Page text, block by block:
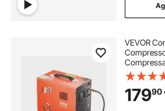
VEVOR
Integrato,
Senza Olio
17990